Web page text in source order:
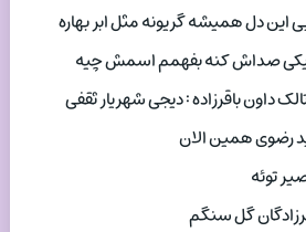
این دل همیشه گریونه مثل ابر بهاره
یکی صداش کنه بفهمم اسمش چیه
داون باقرزاده : دیجی شهریار ثقفی
رضوی همین الان
توئه
گل سنگم